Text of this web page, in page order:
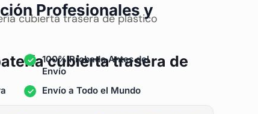
cubierta trasera de plástico
cubierta trasera de
Profesionales y
100% Probado Antes del
Envío
Envío a Todo el Mundo